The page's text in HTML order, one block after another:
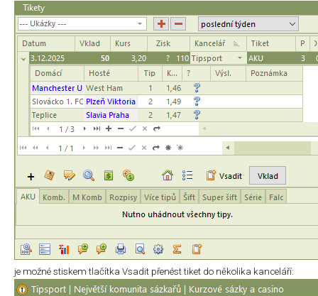
je možné stiskem tlačítka Vsadit přenést tiket do několika kanceláří: